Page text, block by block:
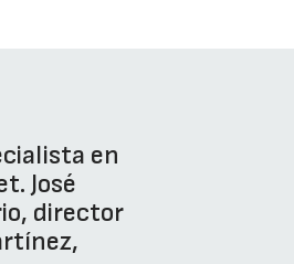
en
José
director